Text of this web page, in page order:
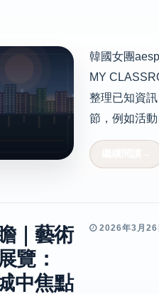
韓國女團
MY
整理已知資
節，例如活
｜藝術
覽：
中焦點
2026年3月26